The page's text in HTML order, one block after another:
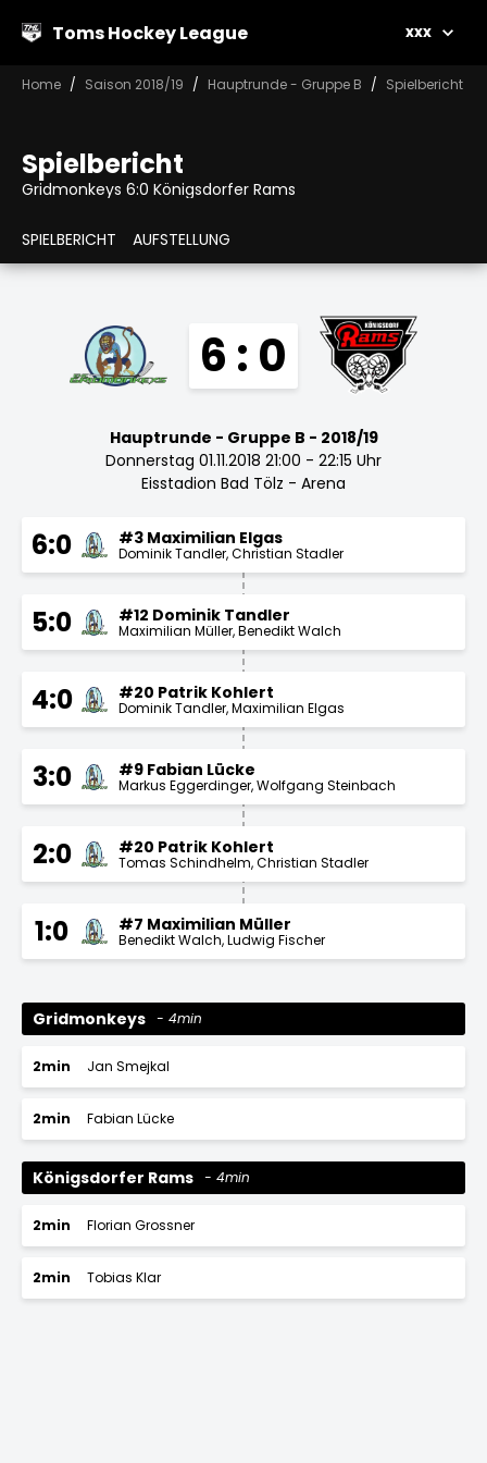
Toms Hockey League xxx
Home Saison 2018/19 Hauptrunde - Gruppe B Spielbericht
Spielbericht
Gridmonkeys 6:0 Königsdorfer Rams
SPIELBERICHT AUFSTELLUNG
6 : 0
Hauptrunde - Gruppe B - 2018/19
Donnerstag 01.11.2018 21:00 - 22:15 Uhr
Eisstadion Bad Tölz - Arena
6:0 #3 Maximilian Elgas
Dominik Tandler Christian Stadler
5:0 #12 Dominik Tandler
Maximilian Müller Benedikt Walch
4:0 #20 Patrik Kohlert
Dominik Tandler Maximilian Elgas
3:0 #9 Fabian Lücke
Markus Eggerdinger Wolfgang Steinbach
2:0 #20 Patrik Kohlert
Tomas Schindhelm Christian Stadler
1:0 #7 Maximilian Müller
Benedikt Walch Ludwig Fischer
Gridmonkeys 4min
2min Jan Smejkal
2min Fabian Lücke
Königsdorfer Rams 4min
2min Florian Grossner
2min Tobias Klar